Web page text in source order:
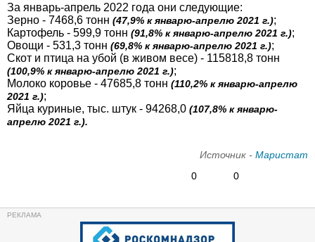
За январь-апрель 2022 года они следующие:
Зерно - 7468,6 тонн (47,9% к январю-апрелю 2021 г.);
Картофель - 599,9 тонн (91,8% к январю-апрелю 2021 г.);
Овощи - 531,3 тонн (69,8% к январю-апрелю 2021 г.);
Скот и птица на убой (в живом весе) - 115818,8 тонн
(100,9% к январю-апрелю 2021 г.);
Молоко коровье - 47685,8 тонн (110,2% к январю-апрелю
2021 г.);
Яйца куриные, тыс. штук - 94268,0 (107,8% к январю-
апрелю 2021 г.).
Источник - Маристат
0
0